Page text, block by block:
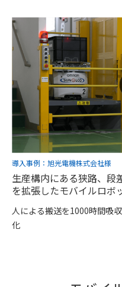
導入事例：旭光電機株式会社様
生産構内にある狭路、段
を拡張したモバイルロボ
人による搬送を1000時間吸
化